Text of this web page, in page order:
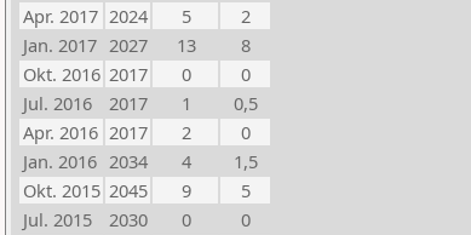
Apr. 2017 2024 5
2
Jan. 2017 2027 13
8
Okt. 2016 2017 0
0
Jul. 2016
2017 1
0,5
Apr. 2016 2017 2
0
Jan. 2016 2034 4
1,5
Okt. 2015 2045 9
5
Jul. 2015
2030 0
0